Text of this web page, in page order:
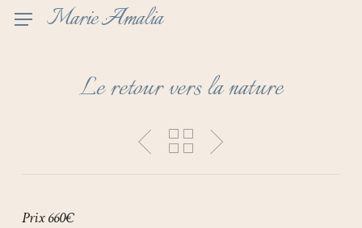
Skip
Marie Amalia
Le retour vers la nature
Prix 660€